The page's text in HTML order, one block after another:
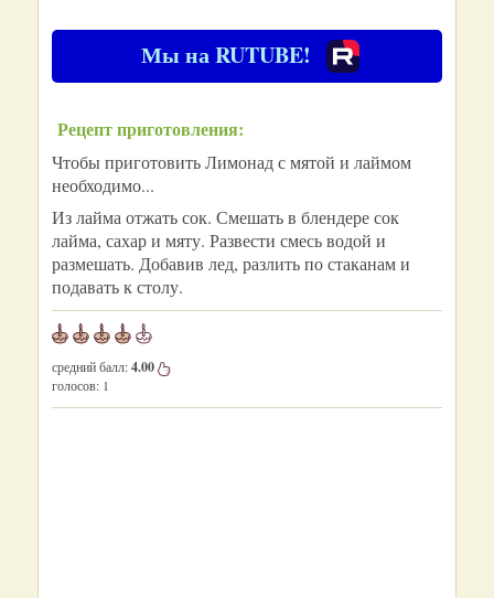
Мы на RUTUBE!
Рецепт приготовления:
Чтобы приготовить Лимонад с мятой и лаймом
необходимо...
Из лайма отжать сок. Смешать в блендере сок
лайма, сахар и мяту. Развести смесь водой и
размешать. Добавив лед, разлить по стаканам и
подавать к столу.
средний балл:4.00
голосов: 1